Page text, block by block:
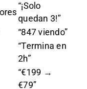
“¡Solo
quedan 3!”
“847 viendo”
“Termina en
2h”
“€199 →
€79”